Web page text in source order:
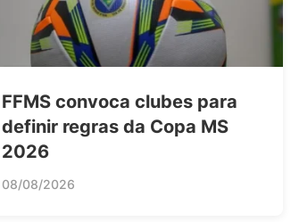
FFMS convoca clubes para
definir regras da Copa MS
2026
08/08/2026